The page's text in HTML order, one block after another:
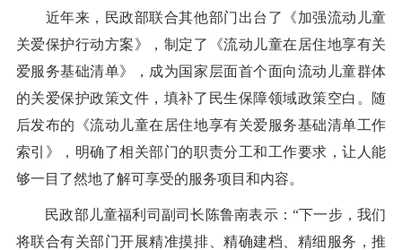
近年来，民政部联合其他部门出台了《加强流动儿童
关爱保护行动方案》，制定了《流动儿童在居住地享有关
爱服务基础清单》，成为国家层面首个面向流动儿童群体
的关爱保护政策文件，填补了民生保障领域政策空白。随
后发布的《流动儿童在居住地享有关爱服务基础清单工作
索引》，明确了相关部门的职责分工和工作要求，让人能
够一目了然地了解可享受的服务项目和内容。
民政部儿童福利司副司长陈鲁南表示：“下一步，我们
将联合有关部门开展精准摸排、精确建档、精细服务，推